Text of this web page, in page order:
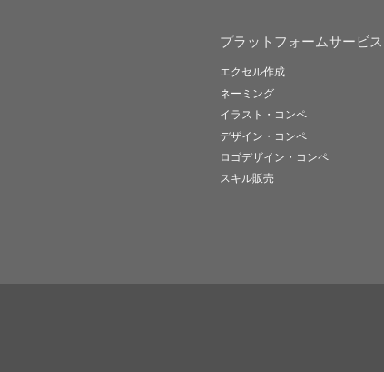
プラットフォームサービス
エクセル作成
ネーミング
イラスト・コンペ
デザイン・コンペ
ロゴデザイン・コンペ
スキル販売